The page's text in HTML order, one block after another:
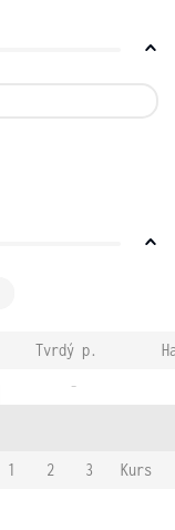
Tvrdý p.
-
1 2 3
Kurs